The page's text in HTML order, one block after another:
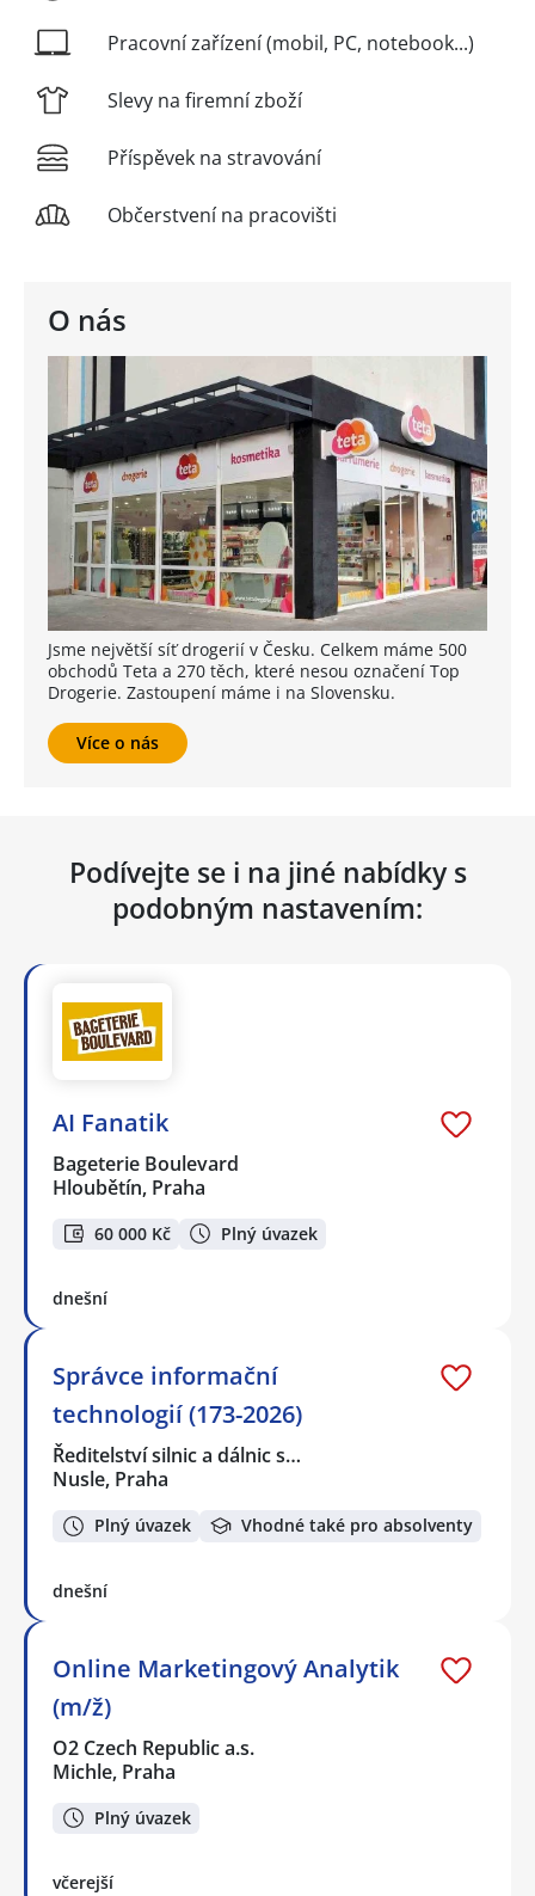
O nás
Jsme největší síť drogerií v Česku. Celkem máme 500
obchodů Teta a 270 těch, které nesou označení Top
Drogerie. Zastoupení máme i na Slovensku.
Více o nás
Pracovní zařízení (mobil, PC, notebook...)
Slevy na firemní zboží
Příspěvek na stravování
Občerstvení na pracovišti
Podívejte se i na jiné nabídky s
podobným nastavením:
AI Fanatik
Bageterie Boulevard
Hloubětín, Praha
60 000 Kč Plný úvazek
dnešní
Správce informační
technologií (173-2026)
Ředitelství silnic a dálnic s…
Nusle, Praha
Plný úvazek Vhodné také pro absolventy
dnešní
Online Marketingový Analytik
(m/ž)
O2 Czech Republic a.s.
Michle, Praha
Plný úvazek
včerejší